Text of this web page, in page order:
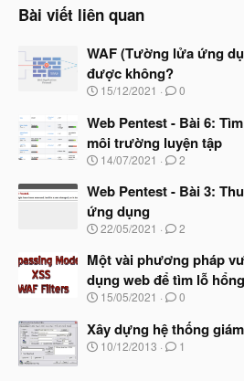
Bài viết liên quan
WAF (Tường lửa ứng
được không?
N
à
y
b
ắ
đ
ầ
u
15/12/2021 0
Web Pentest - Bài 6:
môi trường luyện tập
N
à
b
ắ
đ
ầ
u
14/07/2021 2
Web Pentest - Bài 3:
ứng dụng
N
à
y
b
ắ
đ
ầ
22/05/2021 2
Một vài phương pháp
dụng web để tìm lỗ
N
à
y
b
15/05/2021 0
Xây dựng hệ thống
N
10/12/2013 1